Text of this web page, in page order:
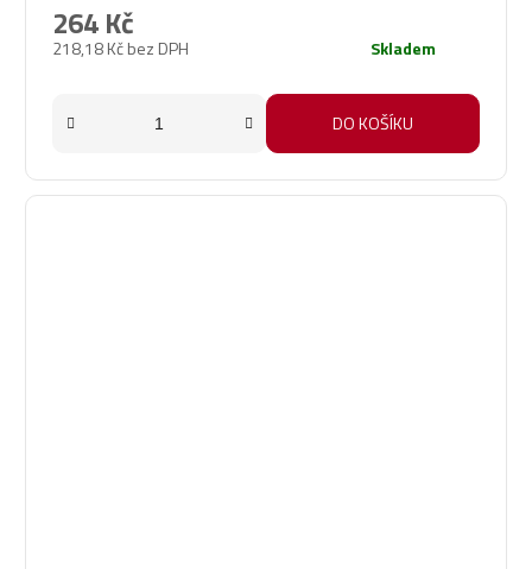
218,18 Kč bez DPH
264 Kč
Skladem
DO KOŠÍKU